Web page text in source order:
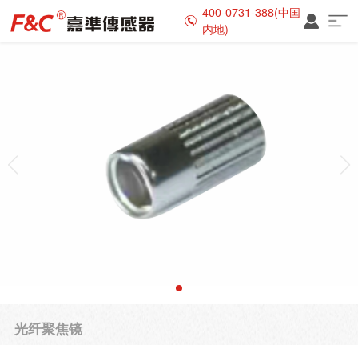
400-0731-388(中国
内地)
光纤聚焦镜